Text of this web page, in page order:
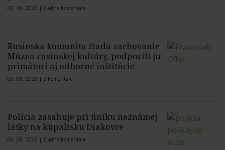
06. 08. 2026 | Žiadne komentáre
Rusínska komunita žiada zachovanie
Múzea rusínskej kultúry, podporili ju
primátori aj odborné inštitúcie
06. 08. 2026 | 2 komentáre
Polícia zasahuje pri úniku neznámej
látky na kúpalisku Diakovce
06. 08. 2026 | Žiadne komentáre